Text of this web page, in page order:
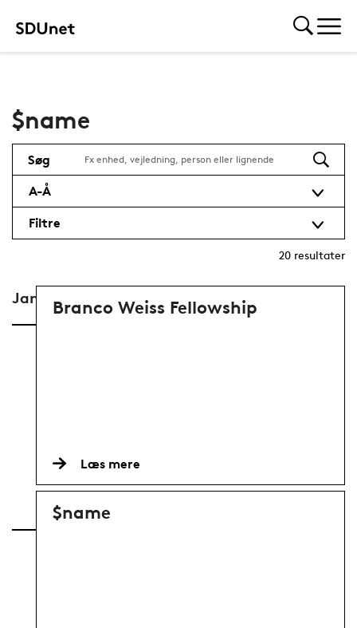
$name
Filtre
A-Å
Søg
20 resultater
January-March
Branco Weiss Fellowship
Læs mere
$name